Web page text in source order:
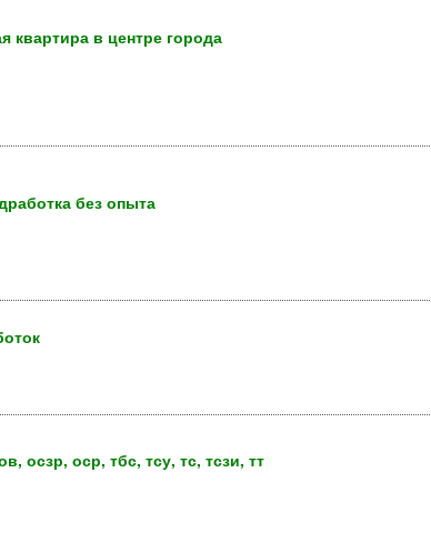
квартира в центре города
без опыта
осзр, оср, тбс, тсу, тс, тсзи, тт